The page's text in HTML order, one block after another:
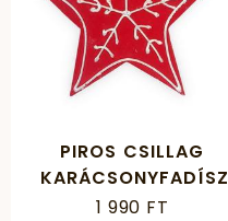
PIROS CSILLAG
KARÁCSONYFADÍSZ
1 990 FT